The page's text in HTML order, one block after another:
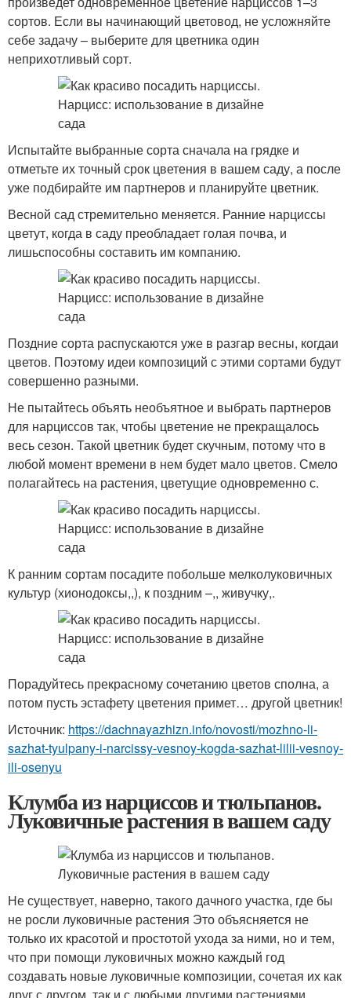
сортов. Если вы начинающий цветовод, не усложняйте
себе задачу – выберите для цветника один
неприхотливый сорт.
Испытайте выбранные сорта сначала на грядке и
отметьте их точный срок цветения в вашем саду, а после
уже подбирайте им партнеров и планируйте цветник.
Весной сад стремительно меняется. Ранние нарциссы
цветут, когда в саду преобладает голая почва, и
лишьспособны составить им компанию.
Поздние сорта распускаются уже в разгар весны, когдаи
цветов. Поэтому идеи композиций с этими сортами будут
совершенно разными.
Не пытайтесь объять необъятное и выбрать партнеров
для нарциссов так, чтобы цветение не прекращалось
весь сезон. Такой цветник будет скучным, потому что в
любой момент времени в нем будет мало цветов. Смело
полагайтесь на растения, цветущие одновременно с.
К ранним сортам посадите побольше мелколуковичных
культур (хионодоксы,,), к поздним –,, живучку,.
Порадуйтесь прекрасному сочетанию цветов сполна, а
потом пусть эстафету цветения примет… другой цветник!
Источник: https://dachnayazhizn.info/novosti/mozhno-li-
sazhat-tyulpany-i-narcissy-vesnoy-kogda-sazhat-lilii-vesnoy-
ili-osenyu
Клумба из нарциссов и тюльпанов.
Луковичные растения в вашем саду
Не существует, наверно, такого дачного участка, где бы
не росли луковичные растения Это объясняется не
только их красотой и простотой ухода за ними, но и тем,
что при помощи луковичных можно каждый год
создавать новые луковичные композиции, сочетая их как